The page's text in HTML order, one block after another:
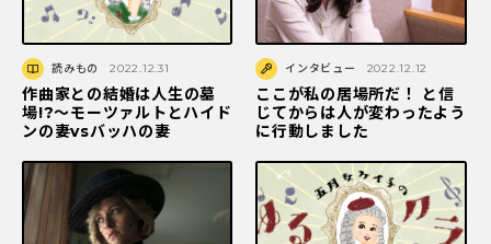
読みもの 2022.12.31
作曲家との結婚は人生の墓
場!?〜モーツァルトとハイド
ンの妻vsバッハの妻
インタビュー 2022.12.12
ここが私の居場所だ！ と信
じてからは人が変わったよう
に行動しました